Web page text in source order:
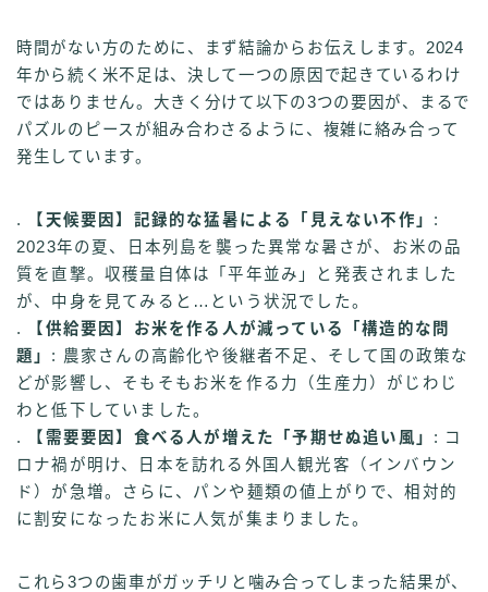
時間がない方のために、まず結論からお伝えします。2024
年から続く米不足は、決して一つの原因で起きているわけ
ではありません。大きく分けて以下の3つの要因が、まるで
パズルのピースが組み合わさるように、複雑に絡み合って
発生しています。
. 【天候要因】記録的な猛暑による「見えない不作」 :
2023年の夏、日本列島を襲った異常な暑さが、お米の品
質を直撃。収穫量自体は「平年並み」と発表されました
が、中身を見てみると…という状況でした。
.
【供給要因】お米を作る人が減っている「構造的な問
題」 : 農家さんの高齢化や後継者不足、そして国の政策な
どが影響し、そもそもお米を作る力（生産力）がじわじ
わと低下していました。
.
【需要要因】食べる人が増えた「予期せぬ追い風」 : コ
ロナ禍が明け、日本を訪れる外国人観光客（インバウン
ド）が急増。さらに、パンや麺類の値上がりで、相対的
に割安になったお米に人気が集まりました。
これら3つの歯車がガッチリと噛み合ってしまった結果が、